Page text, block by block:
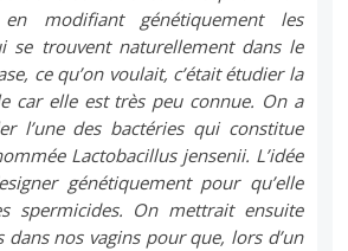
modifiant génétiquement les
se trouvent naturellement dans le
ce qu’on voulait, c’était étudier la
car elle est très peu connue. On a
l’une des bactéries qui constitue
Lactobacillus jensenii. L’idée
génétiquement pour qu’elle
spermicides. On mettrait ensuite
dans nos vagins pour que, lors d’un